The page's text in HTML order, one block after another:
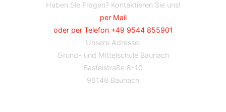
Haben Sie Fragen? Kontaktieren Sie uns!
per Mail
oder per Telefon +49 9544 855901
Unsere Adresse:
Grund- und Mittelschule Baunach
Basteistraße 8-10
96148 Baunach